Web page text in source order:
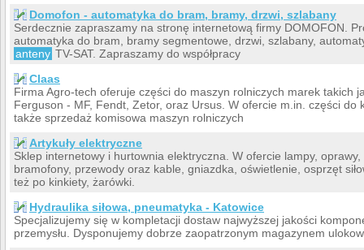
Domofon - automatyka do bram, bramy, drzwi, szlabany
Serdecznie zapraszamy na stronę internetową firmy DOMOFON.
automatyka do bram, bramy segmentowe, drzwi, szlabany,
anteny TV-SAT. Zapraszamy do współpracy
Claas
Firma Agro-tech oferuje części do maszyn rolniczych marek takich
Ferguson - MF, Fendt, Zetor, oraz Ursus. W ofercie m.in. części do
także sprzedaż komisowa maszyn rolniczych
Artykuły elektryczne
Sklep internetowy i hurtownia elektryczna. W ofercie lampy, oprawy,
bramofony, przewody oraz kable, gniazdka, oświetlenie, osprzęt
też po kinkiety, żarówki.
Hydraulika siłowa, pneumatyka - Katowice
Specjalizujemy się w kompletacji dostaw najwyższej jakości
przemysłu. Dysponujemy dobrze zaopatrzonym magazynem